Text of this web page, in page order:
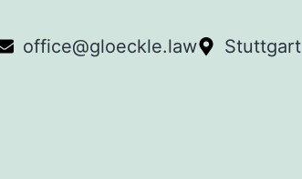
office@gloeckle.law Stuttgart